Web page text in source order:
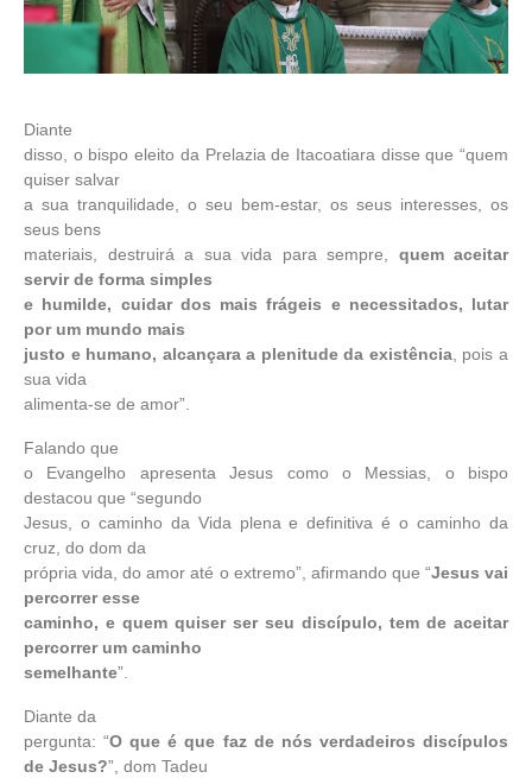
Diante
disso, o bispo eleito da Prelazia de Itacoatiara disse que “quem
quiser salvar
a sua tranquilidade, o seu bem-estar, os seus interesses, os
seus bens
materiais, destruirá a sua vida para sempre, quem aceitar
servir de forma simples
e humilde, cuidar dos mais frágeis e necessitados, lutar
por um mundo mais
justo e humano, alcançara a plenitude da existência, pois a
sua vida
alimenta-se de amor”.
Falando que
o Evangelho apresenta Jesus como o Messias, o bispo
destacou que “segundo
Jesus, o caminho da Vida plena e definitiva é o caminho da
cruz, do dom da
própria vida, do amor até o extremo”, afirmando que “Jesus vai
percorrer esse
caminho, e quem quiser ser seu discípulo, tem de aceitar
percorrer um caminho
semelhante”.
Diante da
pergunta: “O que é que faz de nós verdadeiros discípulos
de Jesus?”, dom Tadeu